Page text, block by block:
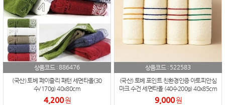
상품코드 :886476
(국산) 토베 페이즐리 패턴 세면타올(30
수/170g) 40x80cm
4,200원
상품코드 : 522583
(국산) 토베 포인트 친환경인증 아토피안심
마크 수건 세면타올 (40수200g) 40x85cm
(OEKO-TEX1등급 / 아토피 안심마크)
9,000원